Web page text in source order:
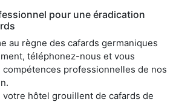
pour une éradication
au règne des cafards germaniques
téléphonez-nous et vous
professionnelles de nos
hôtel grouillent de cafards de